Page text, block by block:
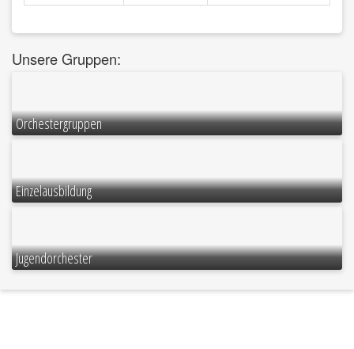
Unsere Gruppen:
Orchestergruppen
Einzelausbildung
Jugendorchester